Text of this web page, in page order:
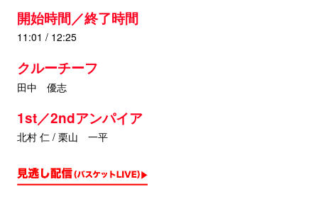
開始時間／終了時間
11:01 / 12:25
クルーチーフ
田中 優志
1st／2ndアンパイア
北村 仁 / 栗山 一平